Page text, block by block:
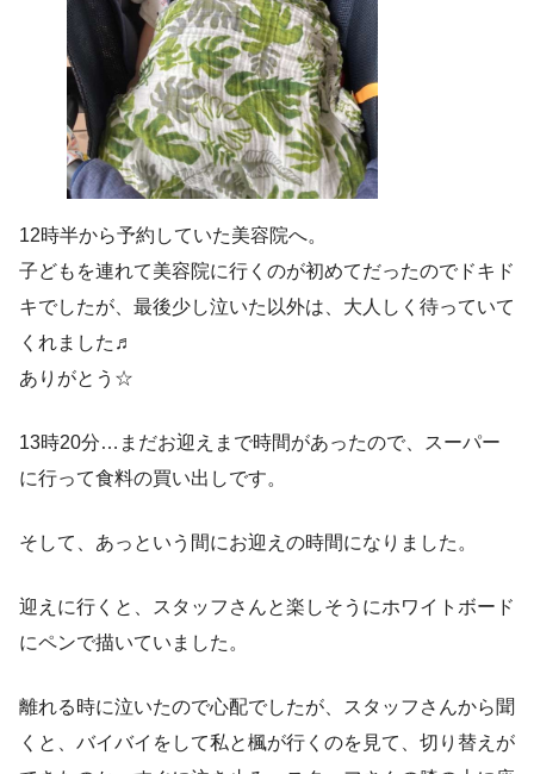
12時半から予約していた美容院へ。
子どもを連れて美容院に行くのが初めてだったのでドキド
キでしたが、最後少し泣いた以外は、大人しく待っていて
くれました♬
ありがとう☆
13時20分…まだお迎えまで時間があったので、スーパー
に行って食料の買い出しです。
そして、あっという間にお迎えの時間になりました。
迎えに行くと、スタッフさんと楽しそうにホワイトボード
にペンで描いていました。
離れる時に泣いたので心配でしたが、スタッフさんから聞
くと、バイバイをして私と楓が行くのを見て、切り替えが